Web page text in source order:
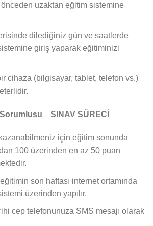
önceden uzaktan eğitim sistemine
dilediğiniz gün ve saatlerde
giriş yaparak eğitiminizi
cihaza (bilgisayar, tablet, telefon vs.)
SINAV SÜRECİ
için eğitim sonunda
100 üzerinden en az 50 puan
son haftası internet ortamında
üzerinden yapılır.
cep telefonunuza SMS mesajı olarak